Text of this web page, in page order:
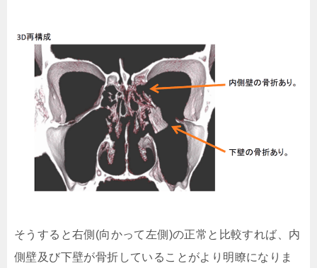
そうすると右側(向かって左側)の正常と比較すれば、内
側壁及び下壁が骨折していることがより明瞭になりま